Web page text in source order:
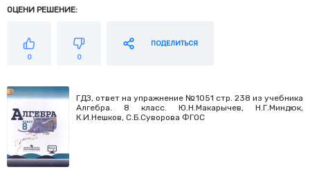
ОЦЕНИ РЕШЕНИЕ:
0 0
ПОДЕЛИТЬСЯ
ГДЗ, ответ на упражнение №1051 стр. 238 из учебника
Алгебра. 8 класс. Ю.Н.Макарычев, Н.Г.Миндюк,
К.И.Нешков, С.Б.Суворова ФГОС